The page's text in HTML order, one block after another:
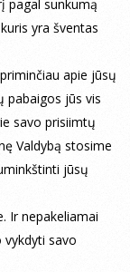
pagal sunkumą
yra šventas
apie jūsų
pabaigos jūs vis
savo prisiimtų
Valdybą stosime
jūsų
Ir nepakeliamai
savo